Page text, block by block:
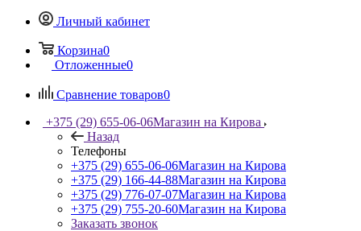
Личный кабинет
Корзина0
Отложенные0
Сравнение товаров0
+375 (29) 655-06-06Магазин на Кирова
Назад
Телефоны
+375 (29) 655-06-06Магазин на Кирова
+375 (29) 166-44-88Магазин на Кирова
+375 (29) 776-07-07Магазин на Кирова
+375 (29) 755-20-60Магазин на Кирова
Заказать звонок